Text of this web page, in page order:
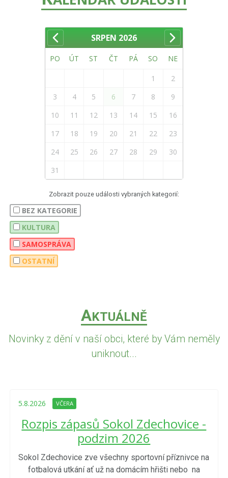
SRPEN 2026
PO ÚT ST ČT PÁ SO NE
1
2
3
4 5 6 7 8
9
10
11 12 13 14 15
16
17
18 19 20 21 22
23
24
25 26 27 28 29
30
31
Zobrazit pouze události vybraných kategorií:
BEZ KATEGORIE
KULTURA
SAMOSPRÁVA
OSTATNÍ
AKTUÁLNĚ
Novinky z dění v naší obci, které by Vám neměly
uniknout...
5.8.2026 VČERA
Rozpis zápasů Sokol Zdechovice -
podzim 2026
Sokol Zdechovice zve všechny sportovní příznivce na
fotbalová utkání ať už na domácím hřišti nebo na